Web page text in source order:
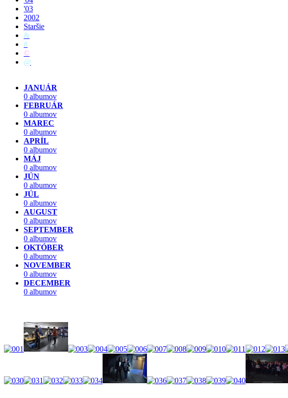
'03
2002
Staršie
&
#
©
@
JANUÁR
0 albumov
FEBRUÁR
0 albumov
MAREC
0 albumov
APRÍL
0 albumov
MÁJ
0 albumov
JÚN
0 albumov
JÚL
0 albumov
AUGUST
0 albumov
SEPTEMBER
0 albumov
OKTÓBER
0 albumov
NOVEMBER
0 albumov
DECEMBER
0 albumov